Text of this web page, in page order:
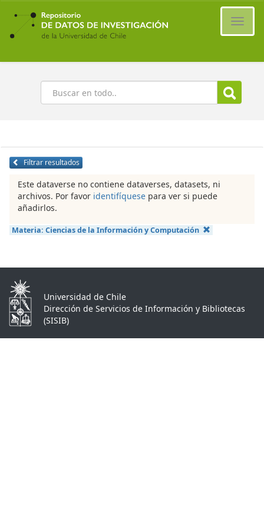
Ir
contenido
principal
Buscar
Filtrar resultados
Este dataverse no contiene dataverses, datasets, ni
archivos. Por favor identifíquese para ver si puede
añadirlos.
Materia: Ciencias de la Información y Computación
Universidad de Chile
Dirección de Servicios de Información y Bibliotecas
(SISIB)